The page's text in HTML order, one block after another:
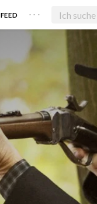
FEED . . .